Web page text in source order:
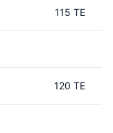
115 TE
120 TE